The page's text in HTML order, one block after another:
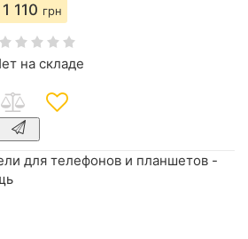
1 110 грн
на складе
для телефонов и планшетов -